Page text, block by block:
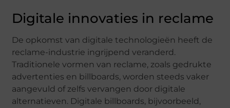
Digitale innovaties in reclame
De opkomst van digitale technologieën heeft de
reclame-industrie ingrijpend veranderd.
Traditionele vormen van reclame, zoals gedrukte
advertenties en billboards, worden steeds vaker
aangevuld of zelfs vervangen door digitale
alternatieven. Digitale billboards, bijvoorbeeld,